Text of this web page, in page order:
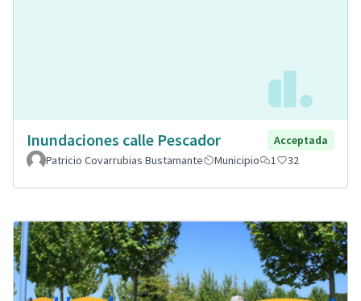
Inundaciones calle Pescador
Acceptada
Patricio Covarrubias Bustamante
Municipio 1 32